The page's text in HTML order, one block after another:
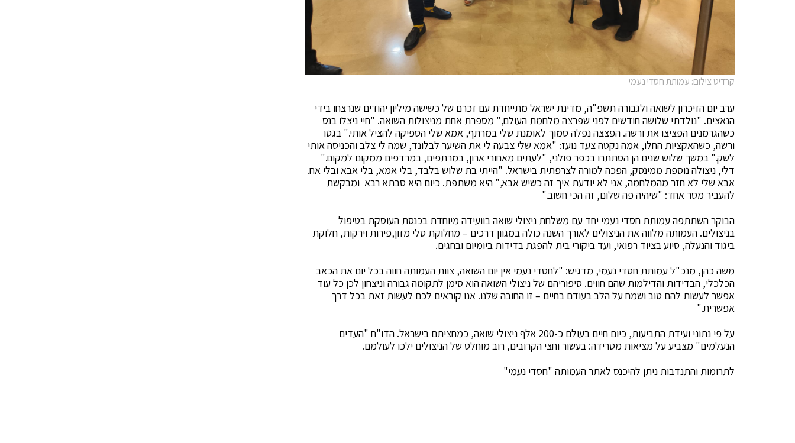
קרדיט צילום: עמותת חסדי נעמי
ערב יום הזיכרון לשואה ולגבורה תשפ"ה, מדינת ישראל מתייחדת עם זכרם של כשישה מיליון יהודים שנרצחו בידי
הנאצים. "נולדתי שלושה חודשים לפני שפרצה מלחמת העולם," מספרת אחת מניצולות השואה. "חיי ניצלו בנס
כשהגרמנים הפציצו את ורשה. הפצצה נפלה סמוך לאומנת שלי במרתף, אמא שלי הספיקה להציל אותי." בגטו
ורשה, כשהאקציות החלו, אמה נקטה צעד נועז: "אמא שלי צבעה לי את השיער לבלונד, שמה לי צלב והכניסה אותי
לשק." במשך שלוש שנים הן הסתתרו בכפר פולני, "לעתים מאחורי ארון, במרתפים, במרדפים ממקום למקום."
דלי, ניצולה נוספת ממינסק, הפכה למורה לצרפתית בישראל. "הייתי בת שלוש בלבד, בלי אמא, בלי אבא ובלי אח.
אבא שלי לא חזר מהמלחמה, אני לא יודעת איך זה כשיש אבא," היא משתפת. כיום היא סבתא רבא ומבקשת
להעביר מסר אחד: "שיהיה פה שלום, זה הכי חשוב."
הבוקר השתתפה עמותת חסדי נעמי יחד עם משלחת ניצולי שואה בוועידה מיוחדת בכנסת העוסקת בטיפול
בניצולים. העמותה מלווה את הניצולים לאורך השנה כולה במגוון דרכים – מחלוקת סלי מזון,פירות וירקות, חלוקת
ביגוד והנעלה, סיוע בציוד רפואי, ועד ביקורי בית להפגת בדידות ביומיום ובחגים.
משה כהן, מנכ"ל עמותת חסדי נעמי, מדגיש: "לחסדי נעמי אין יום השואה, צוות העמותה חווה בכל יום את הכאב
הכלכלי, הבדידות והדילמות שהם חווים. סיפוריהם של ניצולי השואה הוא סימן לתקומה גבורה וניצחון לכן כל עוד
אפשר לעשות להם טוב ושמח על הלב בעודם בחיים – זו החובה שלנו. אנו קוראים לכם לעשות זאת בכל דרך
אפשרית."
על פי נתוני ועידת התביעות, כיום חיים בעולם כ-200 אלף ניצולי שואה, כמחציתם בישראל. הדו"ח "העדים
הנעלמים" מצביע על מציאות מטרידה: בעשור וחצי הקרובים, רוב מוחלט של הניצולים ילכו לעולמם.
לתרומות והתנדבות ניתן להיכנס לאתר העמותה "חסדי נעמי"